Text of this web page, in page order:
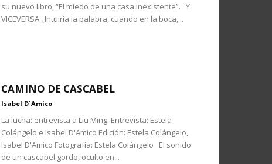
su nuevo libro, “El miedo de una casa inexistente”. Y
VICEVERSA ¿Intuiría la palabra, cuando en la boca,...
CAMINO DE CASCABEL
Isabel D´Amico
La lucha: entrevista a Liu Ming. Entrevista: Estela
Colángelo e Isabel D'Amico Edición: Estela Colángelo,
Isabel D'Amico Fotografía: Estela Colángelo El sonido
de un cascabel gordo, oculto en...